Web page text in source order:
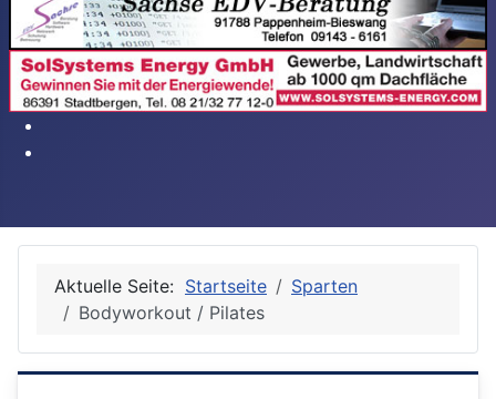
Aktuelle Seite: Startseite
Sparten
Bodyworkout / Pilates